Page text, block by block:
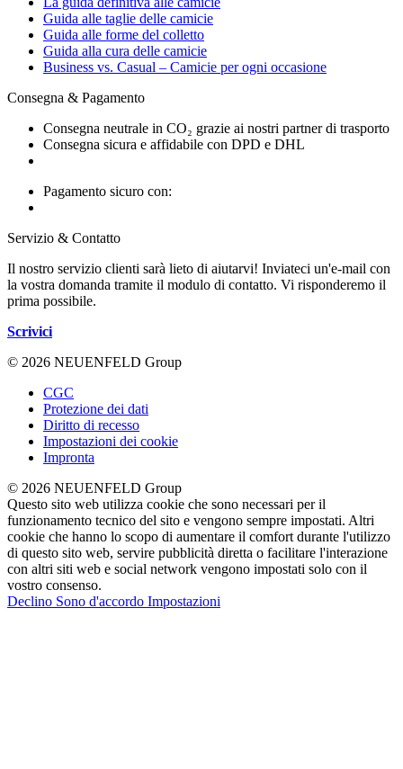
Guida alle taglie delle camicie
Guida alle forme del colletto
Guida alla cura delle camicie
Business vs. Casual – Camicie per ogni occasione
Consegna & Pagamento
Consegna neutrale in CO₂ grazie ai nostri partner di trasporto
Consegna sicura e affidabile con DPD e DHL
Pagamento sicuro con:
Servizio & Contatto
Il nostro servizio clienti sarà lieto di aiutarvi! Inviateci un'e-mail con
la vostra domanda tramite il modulo di contatto. Vi risponderemo il
prima possibile.
Scrivici
© 2026 NEUENFELD Group
CGC
Protezione dei dati
Diritto di recesso
Impostazioni dei cookie
Impronta
© 2026 NEUENFELD Group
Questo sito web utilizza cookie che sono necessari per il
funzionamento tecnico del sito e vengono sempre impostati. Altri
cookie che hanno lo scopo di aumentare il comfort durante l'utilizzo
di questo sito web, servire pubblicità diretta o facilitare l'interazione
con altri siti web e social network vengono impostati solo con il
vostro consenso.
Declino Sono d'accordo Impostazioni